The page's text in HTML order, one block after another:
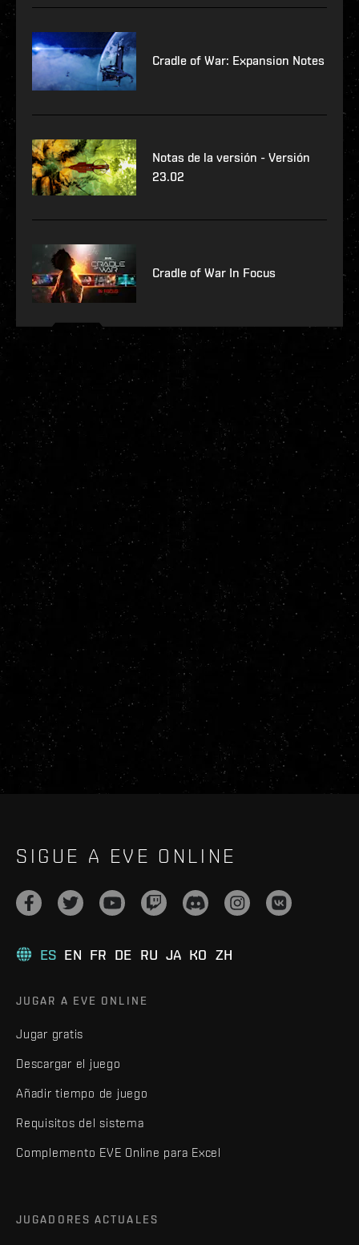
Cradle of War: Expansion Notes
Notas de la versión - Versión
23.02
Cradle of War In Focus
SIGUE A EVE ONLINE
ES EN FR DE RU JA KO ZH
JUGAR A EVE ONLINE
Jugar gratis
Descargar el juego
Añadir tiempo de juego
Requisitos del sistema
Complemento EVE Online para Excel
JUGADORES ACTUALES